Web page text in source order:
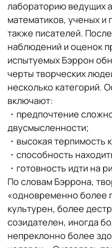
лабораторию ведущих
математиков, ученых и
также писателей.
наблюдений и оценок
испытуемых Бэррон
черты творческих
несколько категорий.
включают:
・предпочтение
двусмысленности;
・высокая терпимость
・способность
・готовность идти на
По словам Бэррона,
«одновременно более
культурен, более
созидателен, иногда
непреклонно более